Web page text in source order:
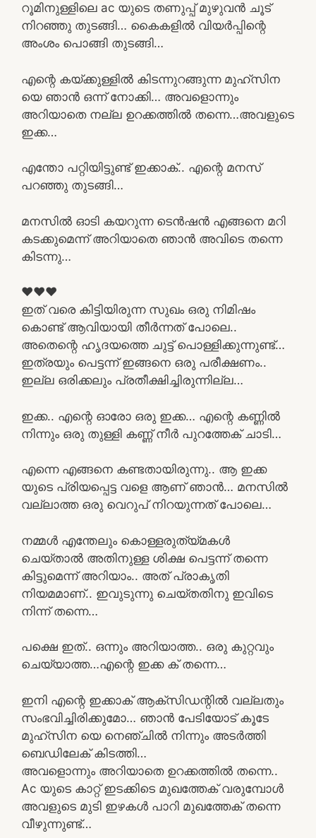
റൂമിനുള്ളിലെ ac യുടെ തണുപ്പ് മുഴുവൻ ചൂട്
നിറഞ്ഞു തുടങ്ങി… കൈകളിൽ വിയർപ്പിന്റെ
അംശം പൊങ്ങി തുടങ്ങി…
എന്റെ കയ്ക്കുള്ളിൽ കിടന്നുറങ്ങുന്ന മുഹ്സിന
യെ ഞാൻ ഒന്ന് നോക്കി… അവളൊന്നും
അറിയാതെ നല്ല ഉറക്കത്തിൽ തന്നെ…അവളുടെ
ഇക്ക…
എന്തോ പറ്റിയിട്ടുണ്ട് ഇക്കാക്.. എന്റെ മനസ്
പറഞ്ഞു തുടങ്ങി…
മനസിൽ ഓടി കയറുന്ന ടെൻഷൻ എങ്ങനെ മറി
കടക്കുമെന്ന് അറിയാതെ ഞാൻ അവിടെ തന്നെ
കിടന്നു…
❤❤❤
ഇത് വരെ കിട്ടിയിരുന്ന സുഖം ഒരു നിമിഷം
കൊണ്ട് ആവിയായി തീർന്നത് പോലെ..
അതെന്റെ ഹൃദയത്തെ ചുട്ട് പൊള്ളിക്കുന്നുണ്ട്…
ഇത്രയും പെട്ടന്ന് ഇങ്ങനെ ഒരു പരീക്ഷണം..
ഇല്ല ഒരിക്കലും പ്രതീക്ഷിച്ചിരുന്നില്ല…
ഇക്ക.. എന്റെ ഓരോ ഒരു ഇക്ക… എന്റെ കണ്ണിൽ
നിന്നും ഒരു തുള്ളി കണ്ണ് നീർ പുറത്തേക് ചാടി…
എന്നെ എങ്ങനെ കണ്ടതായിരുന്നു.. ആ ഇക്ക
യുടെ പ്രിയപ്പെട്ട വളെ ആണ് ഞാൻ… മനസിൽ
വല്ലാത്ത ഒരു വെറുപ് നിറയുന്നത് പോലെ…
നമ്മൾ എന്തേലും കൊള്ളരുത്യ്മകൾ
ചെയ്താൽ അതിനുള്ള ശിക്ഷ പെട്ടന്ന് തന്നെ
കിട്ടുമെന്ന് അറിയാം.. അത് പ്രാകൃതി
നിയമമാണ്.. ഇവുടുന്നു ചെയ്തതിനു ഇവിടെ
നിന്ന് തന്നെ…
പക്ഷെ ഇത്.. ഒന്നും അറിയാത്ത.. ഒരു കുറ്റവും
ചെയ്യാത്ത…എന്റെ ഇക്ക ക് തന്നെ…
ഇനി എന്റെ ഇക്കാക് ആക്‌സിഡന്റിൽ വല്ലതും
സംഭവിച്ചിരിക്കുമോ… ഞാൻ പേടിയോട് കൂടേ
മുഹ്സിന യെ നെഞ്ചിൽ നിന്നും അടർത്തി
ബെഡിലേക് കിടത്തി…
അവളൊന്നും അറിയാതെ ഉറക്കത്തിൽ തന്നെ..
Ac യുടെ കാറ്റ് ഇടക്കിടെ മുഖത്തേക് വരുമ്പോൾ
അവളുടെ മുടി ഇഴകൾ പാറി മുഖത്തേക് തന്നെ
വീഴുന്നുണ്ട്…